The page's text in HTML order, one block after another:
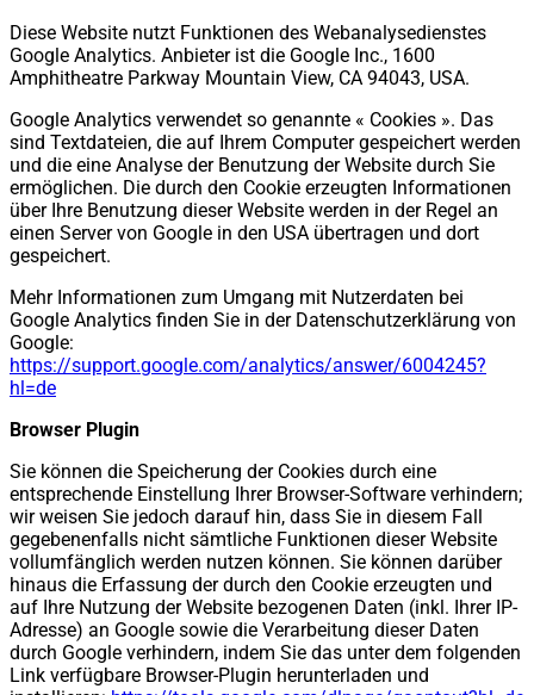
Diese Website nutzt Funktionen des Webanalysedienstes
Google Analytics. Anbieter ist die Google Inc., 1600
Amphitheatre Parkway Mountain View, CA 94043, USA.
Google Analytics verwendet so genannte « Cookies ». Das
sind Textdateien, die auf Ihrem Computer gespeichert werden
und die eine Analyse der Benutzung der Website durch Sie
ermöglichen. Die durch den Cookie erzeugten Informationen
über Ihre Benutzung dieser Website werden in der Regel an
einen Server von Google in den USA übertragen und dort
gespeichert.
Mehr Informationen zum Umgang mit Nutzerdaten bei
Google Analytics finden Sie in der Datenschutzerklärung von
Google:
https://support.google.com/analytics/answer/6004245?
hl=de
Browser Plugin
Sie können die Speicherung der Cookies durch eine
entsprechende Einstellung Ihrer Browser-Software verhindern;
wir weisen Sie jedoch darauf hin, dass Sie in diesem Fall
gegebenenfalls nicht sämtliche Funktionen dieser Website
vollumfänglich werden nutzen können. Sie können darüber
hinaus die Erfassung der durch den Cookie erzeugten und
auf Ihre Nutzung der Website bezogenen Daten (inkl. Ihrer IP-
Adresse) an Google sowie die Verarbeitung dieser Daten
durch Google verhindern, indem Sie das unter dem folgenden
Link verfügbare Browser-Plugin herunterladen und